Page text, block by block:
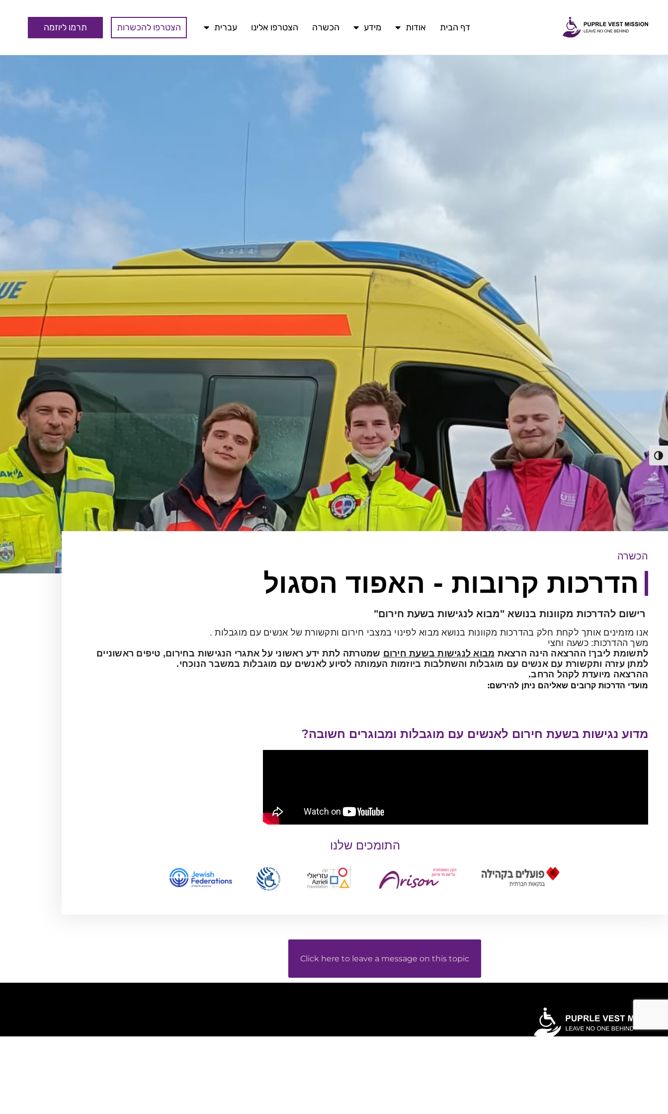
מתג ניגודיות גבוהה
דף הבית אודות מידע הכשרה הצטרפו אלינו עברית הצטרפו להכשרות תרמו ליוזמה
הכשרה
הדרכות קרובות - האפוד הסגול
רישום להדרכות מקוונות בנושא "מבוא לנגישות בשעת חירום"
אנו מזמינים אותך לקחת חלק בהדרכות מקוונות בנושא מבוא לפינוי במצבי חירום ותקשורת של אנשים עם מוגבלות .
משך ההדרכות: כשעה וחצי
לתשומת ליבך! ההרצאה הינה הרצאת מבוא לנגישות בשעת חירום שמטרתה לתת ידע ראשוני על אתגרי הנגישות בחירום, טיפים ראשוניים
למתן עזרה ותקשורת עם אנשים עם מוגבלות והשתלבות ביוזמות העמותה לסיוע לאנשים עם מוגבלות במשבר הנוכחי.
ההרצאה מיועדת לקהל הרחב.
מועדי הדרכות קרובים שאליהם ניתן להירשם:
מדוע נגישות בשעת חירום לאנשים עם מוגבלות ומבוגרים חשובה?
התומכים שלנו
Click here to leave a message on this topic